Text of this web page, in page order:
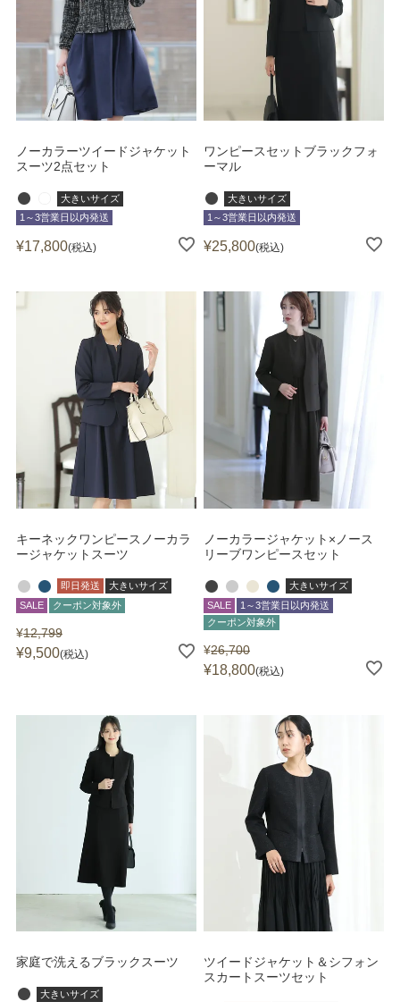
ノーカラーツイードジャケット
スーツ2点セット
大きいサイズ
1～3営業日以内発送
¥17,800 税込
ワンピースセットブラックフォ
ーマル
大きいサイズ
1～3営業日以内発送
¥25,800 税込
キーネックワンピースノーカラ
ージャケットスーツ
即日発送
大きいサイズ
SALE
クーポン対象外
¥12,799
¥9,500 税込
ノーカラージャケット×ノース
リーブワンピースセット
大きいサイズ
SALE
1～3営業日以内発送
クーポン対象外
¥26,700
¥18,800 税込
家庭で洗えるブラックスーツ
大きいサイズ
ツイードジャケット＆シフォン
スカートスーツセット